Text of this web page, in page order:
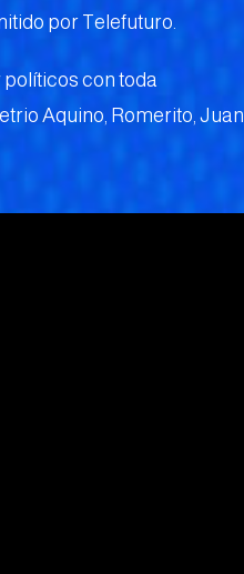
por Telefuturo.
políticos con toda
Aquino, Romerito, Juan